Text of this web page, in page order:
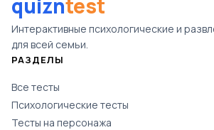
quizntest
Интерактивные психологические и
для всей семьи.
РАЗДЕЛЫ
Все тесты
Психологические тесты
Тесты на персонажа